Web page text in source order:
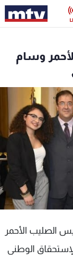
وسام
الصليب الأحمر
الوطني